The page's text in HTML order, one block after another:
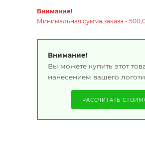
Внимание!
Минимальная сумма заказа -
Внимание!
Вы можете купить этот
нанесением вашего
РАССЧИТАТЬ